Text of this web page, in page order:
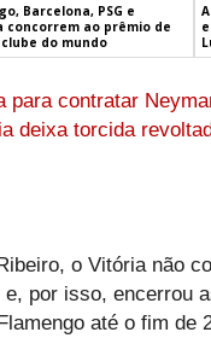
Barcelona, PSG e
concorrem ao prêmio de
do mundo
para contratar
deixa torcida
o Vitória não
por isso, encerrou
até o fim de